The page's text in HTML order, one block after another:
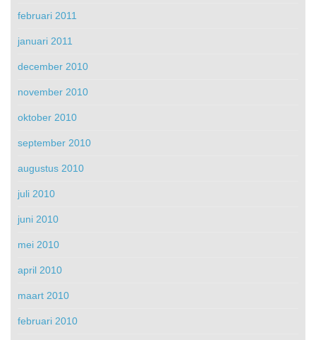
februari 2011
januari 2011
december 2010
november 2010
oktober 2010
september 2010
augustus 2010
juli 2010
juni 2010
mei 2010
april 2010
maart 2010
februari 2010